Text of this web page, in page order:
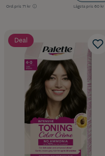
Ord.pris 71 kr Lägsta pris 60 kr
Deal